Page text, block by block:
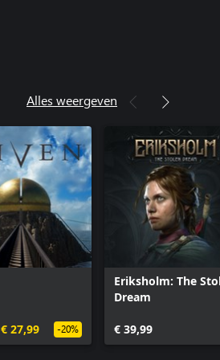
Alles weergeven
€ 27,99 -20%
Eriksholm: The
Dream
€ 39,99